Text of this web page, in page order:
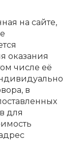
на сайте,
оказания
числе её
в
для